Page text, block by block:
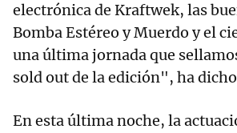
electrónica de Kraftwek, las
Bomba Estéreo y Muerdo y el
una última jornada que
sold out de la edición", ha
En esta última noche, la